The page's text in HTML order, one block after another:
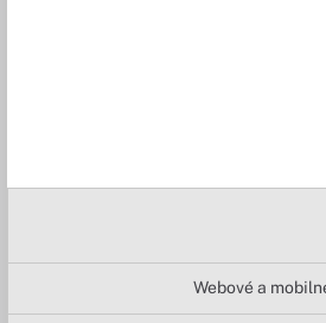
Webové a